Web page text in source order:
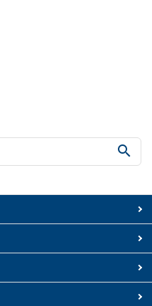
search